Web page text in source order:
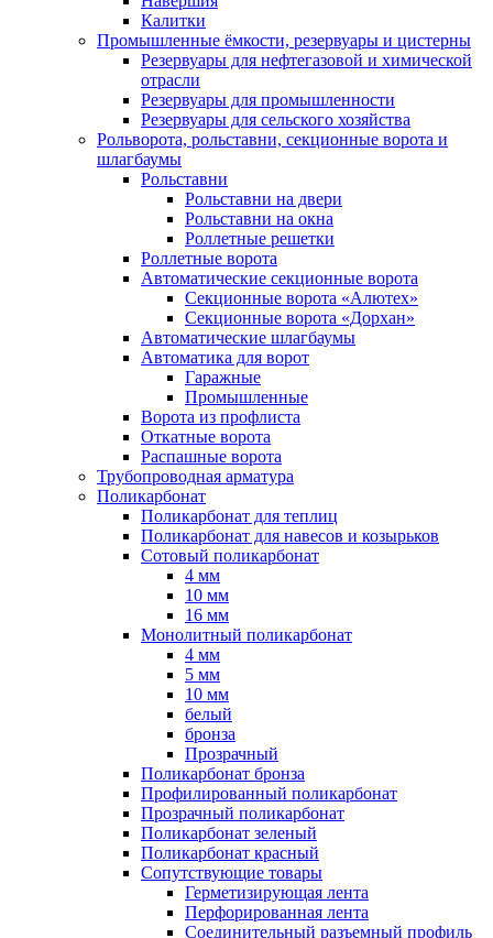
Калитки
Промышленные ёмкости, резервуары и цистерны
Резервуары для нефтегазовой и химической
отрасли
Резервуары для промышленности
Резервуары для сельского хозяйства
Рольворота, рольставни, секционные ворота и
шлагбаумы
Рольставни
Рольставни на двери
Рольставни на окна
Роллетные решетки
Роллетные ворота
Автоматические секционные ворота
Секционные ворота «Алютех»
Секционные ворота «Дорхан»
Автоматические шлагбаумы
Автоматика для ворот
Гаражные
Промышленные
Ворота из профлиста
Откатные ворота
Распашные ворота
Трубопроводная арматура
Поликарбонат
Поликарбонат для теплиц
Поликарбонат для навесов и козырьков
Сотовый поликарбонат
4 мм
10 мм
16 мм
Монолитный поликарбонат
4 мм
5 мм
10 мм
белый
бронза
Прозрачный
Поликарбонат бронза
Профилированный поликарбонат
Прозрачный поликарбонат
Поликарбонат зеленый
Поликарбонат красный
Сопутствующие товары
Герметизирующая лента
Перфорированная лента
Соединительный разъемный профиль